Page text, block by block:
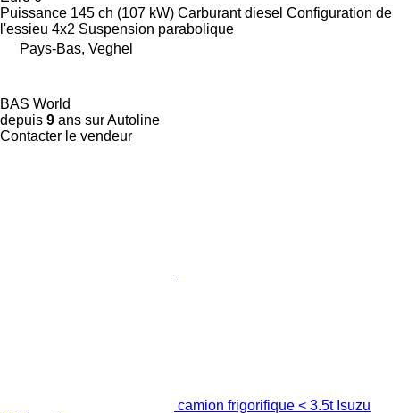
Puissance 145 ch (107 kW) Carburant diesel Configuration de
l'essieu 4x2 Suspension parabolique
Pays-Bas, Veghel
BAS World
depuis 9 ans sur Autoline
Contacter le vendeur
camion frigorifique < 3.5t Isuzu